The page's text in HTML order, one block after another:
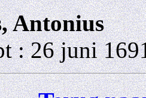
Antonius
: 26 juni